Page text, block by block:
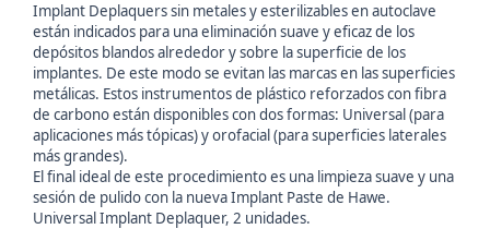
Implant Deplaquers sin metales y esterilizables en autoclave
están indicados para una eliminación suave y eficaz de los
depósitos blandos alrededor y sobre la superficie de los
implantes. De este modo se evitan las marcas en las superficies
metálicas. Estos instrumentos de plástico reforzados con fibra
de carbono están disponibles con dos formas: Universal (para
aplicaciones más tópicas) y orofacial (para superficies laterales
más grandes).
El final ideal de este procedimiento es una limpieza suave y una
sesión de pulido con la nueva Implant Paste de Hawe.
Universal Implant Deplaquer, 2 unidades.